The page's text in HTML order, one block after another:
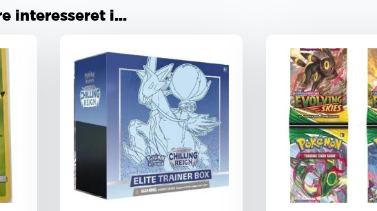
interesseret i...